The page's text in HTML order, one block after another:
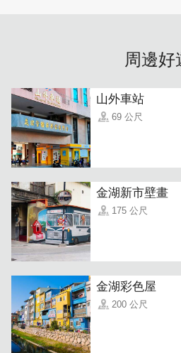
一走進店內便可發現一整面牆裝
軍種徽章、臂章，還有金防部才
風情。
周邊好
山外車站
69 公尺
金湖新市壁畫
175 公尺
金湖彩色屋
200 公尺